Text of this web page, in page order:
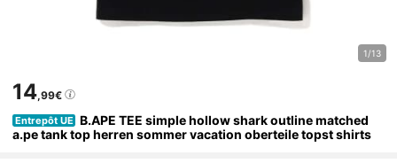
1/13
14,99€
Entrepôt UE B.APE TEE simple hollow shark outline matched
a.pe tank top herren sommer vacation oberteile topst shirts